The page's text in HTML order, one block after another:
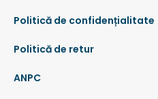
Politică de confidențialitate
Politică de retur
ANPC